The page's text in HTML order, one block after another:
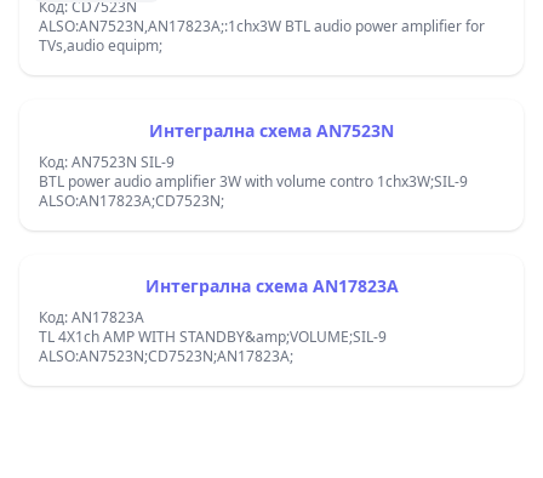
Код: CD7523N
ALSO:AN7523N,AN17823A;:1chx3W BTL audio power amplifier for
TVs,audio equipm;
Интегрална схема AN7523N
Код: AN7523N SIL-9
BTL power audio amplifier 3W with volume contro 1chx3W;SIL-9
ALSO:AN17823A;CD7523N;
Интегрална схема AN17823A
Код: AN17823A
TL 4X1ch AMP WITH STANDBY&amp;VOLUME;SIL-9
ALSO:AN7523N;CD7523N;AN17823A;